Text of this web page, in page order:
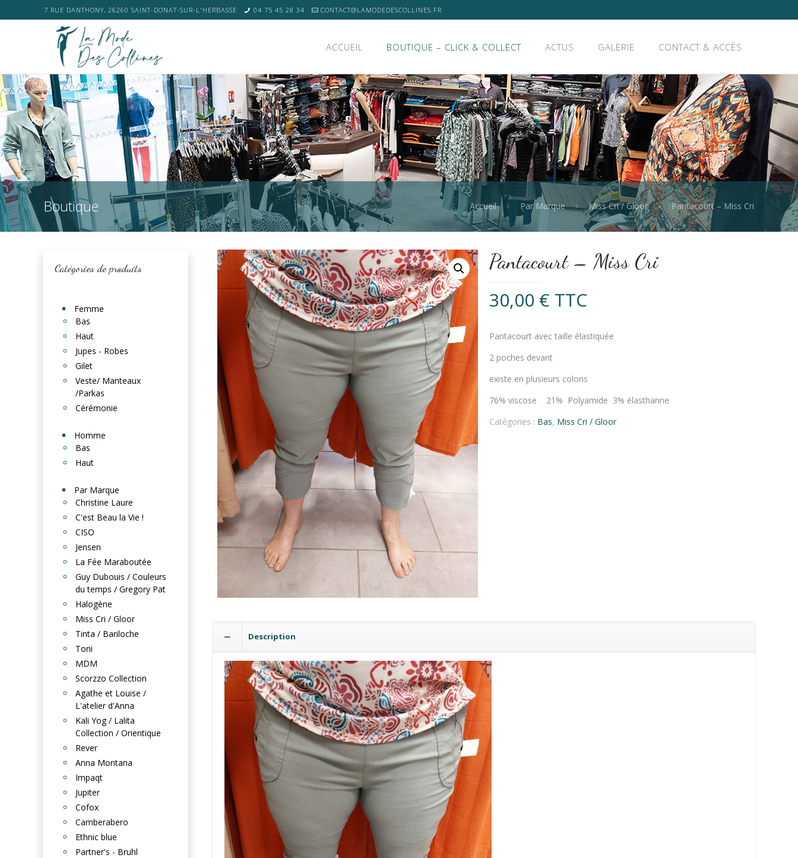
7 RUE DANTHONY, 26260 SAINT-DONAT-SUR-L'HERBASSE 04 75 45 28 34 CONTACT@LAMODEDESCOLLINES.FR
ACCUEIL BOUTIQUE – CLICK & COLLECT ACTUS GALERIE CONTACT & ACCÈS
Boutique Accueil Par Marque Miss Cri / Gloor Pantacourt – Miss Cri
Pantacourt – Miss Cri
30,00 € TTC
Pantacourt avec taille élastiquée
2 poches devant
existe en plusieurs coloris
76% viscose 21% Polyamide 3% élasthanne
Catégories : Bas, Miss Cri / Gloor
Description
Catégories de produits
Femme
Bas
Haut
Jupes - Robes
Gilet
Veste/ Manteaux
/Parkas
Cérémonie
Homme
Bas
Haut
Par Marque
Christine Laure
C'est Beau la Vie !
CISO
Jensen
La Fée Maraboutée
Guy Dubouis / Couleurs
du temps / Gregory Pat
Halogène
Miss Cri / Gloor
Tinta / Bariloche
Toni
MDM
Scorzzo Collection
Agathe et Louise /
L'atelier d'Anna
Kali Yog / Lalita
Collection / Orientique
Rever
Anna Montana
Impaqt
Jupiter
Cofox
Camberabero
Ethnic blue
Partner's - Bruhl